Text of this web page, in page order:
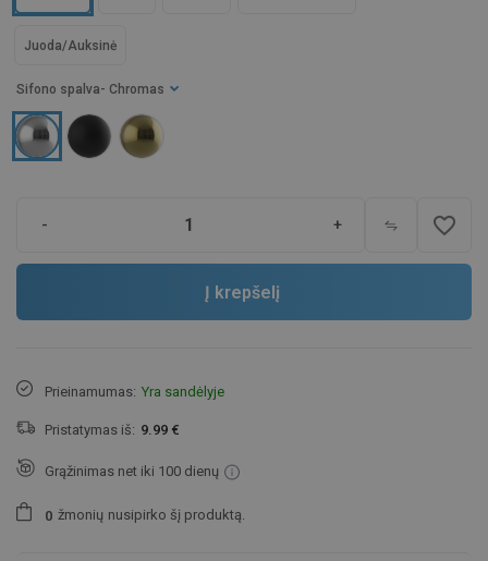
Sifono spalva - Chromas
Juoda/Auksinė
- + favorite_border
Į krepšelį
Prieinamumas: Yra sandėlyje
Pristatymas iš: 9.99 €
Grąžinimas net iki 100 dienų
0 žmonių nusipirko šį produktą.